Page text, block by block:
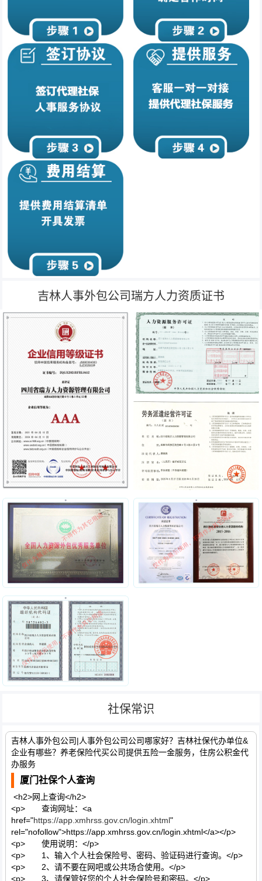
吉林人事外包公司瑞方人力资质证书
社保常识
吉林人事外包公司|人事外包公司公司哪家好？吉林社保代办单位&
企业有哪些？养老保险代买公司提供五险一金服务，住房公积金代
办服务
厦门社保个人查询
<h2>网上查询</h2>
<p> 查询网址：<a
href="https://app.xmhrss.gov.cn/login.xhtml"
rel="nofollow">https://app.xmhrss.gov.cn/login.xhtml</a></p>
<p> 使用说明：</p>
<p> 1、输入个人社会保险号、密码、验证码进行查询。</p>
<p> 2、请不要在网吧或公共场合使用。</p>
<p> 3、请保管好您的个人社会保险号和密码。</p>